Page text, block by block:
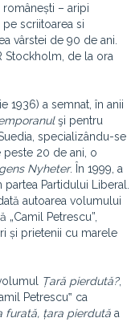
– aripi
scriitoarea si
vârstei de 90 de ani.
Stockholm, de la ora
1936) a semnat, în anii
şi pentru
specializându-se
20 de ani, o
Nyheter. În 1999, a
Partidului Liberal.
autoarea volumului
Petrescu”,
și prietenii cu marele
Țară pierdută?,
Petrescu‟ ca
furată, țara pierdută a